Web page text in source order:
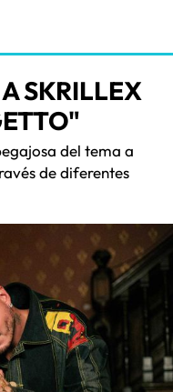
SKRILLEX
del tema a
de diferentes